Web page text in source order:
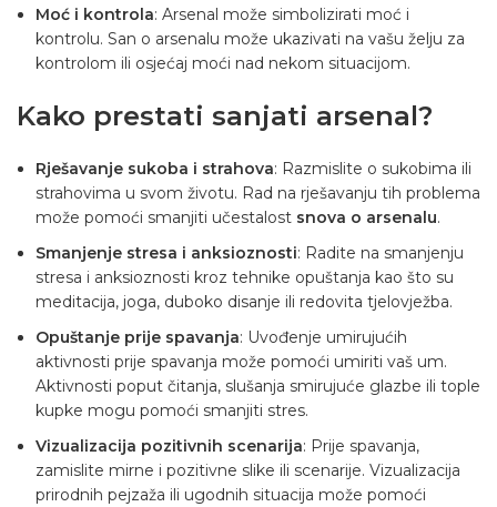
Moć i kontrola: Arsenal može simbolizirati moć i
kontrolu. San o arsenalu može ukazivati na vašu želju za
kontrolom ili osjećaj moći nad nekom situacijom.
Kako prestati sanjati arsenal?
Rješavanje sukoba i strahova: Razmislite o sukobima ili
strahovima u svom životu. Rad na rješavanju tih problema
može pomoći smanjiti učestalost snova o arsenalu.
Smanjenje stresa i anksioznosti: Radite na smanjenju
stresa i anksioznosti kroz tehnike opuštanja kao što su
meditacija, joga, duboko disanje ili redovita tjelovježba.
Opuštanje prije spavanja: Uvođenje umirujućih
aktivnosti prije spavanja može pomoći umiriti vaš um.
Aktivnosti poput čitanja, slušanja smirujuće glazbe ili tople
kupke mogu pomoći smanjiti stres.
Vizualizacija pozitivnih scenarija: Prije spavanja,
zamislite mirne i pozitivne slike ili scenarije. Vizualizacija
prirodnih pejzaža ili ugodnih situacija može pomoći